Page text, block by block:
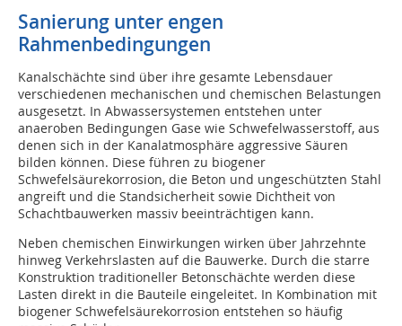
Sanierung unter engen
Rahmenbedingungen
Kanalschächte sind über ihre gesamte Lebensdauer
verschiedenen mechanischen und chemischen Belastungen
ausgesetzt. In Abwassersystemen entstehen unter
anaeroben Bedingungen Gase wie Schwefelwasserstoff, aus
denen sich in der Kanalatmosphäre aggressive Säuren
bilden können. Diese führen zu biogener
Schwefelsäurekorrosion, die Beton und ungeschützten Stahl
angreift und die Standsicherheit sowie Dichtheit von
Schachtbauwerken massiv beeinträchtigen kann.
Neben chemischen Einwirkungen wirken über Jahrzehnte
hinweg Verkehrslasten auf die Bauwerke. Durch die starre
Konstruktion traditioneller Betonschächte werden diese
Lasten direkt in die Bauteile eingeleitet. In Kombination mit
biogener Schwefelsäurekorrosion entstehen so häufig